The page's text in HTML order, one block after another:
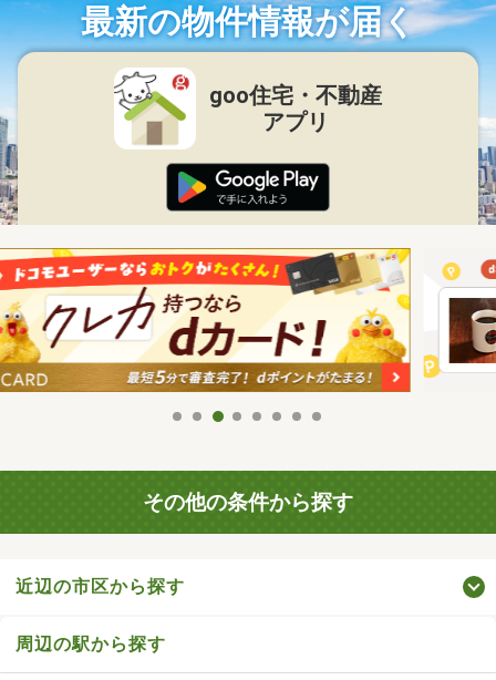
最新の物件情報が届く
goo住宅・不動産
アプリ
その他の条件から探す
近辺の市区から探す
周辺の駅から探す